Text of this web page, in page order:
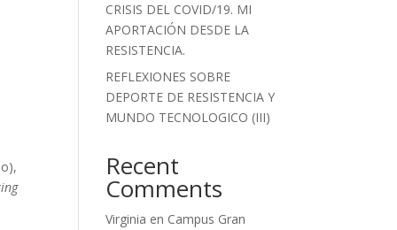
CRISIS DEL COVID/19. MI
APORTACIÓN DESDE LA
RESISTENCIA.
REFLEXIONES SOBRE
DEPORTE DE RESISTENCIA Y
MUNDO TECNOLOGICO (III)
Recent
Comments
Virginia en Campus Gran